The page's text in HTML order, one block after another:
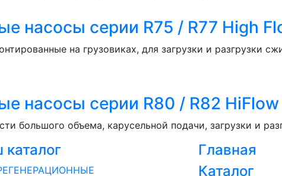
насосы серии R75 / R77 High
на грузовиках, для загрузки и разгрузки
насосы серии R80 / R82 HiFlow
большого объема, карусельной подачи, загрузки и
Главная
Каталог